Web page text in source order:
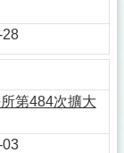
28
第484次擴大
03